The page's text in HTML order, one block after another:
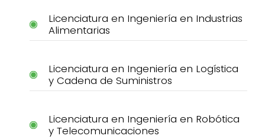
Licenciatura en Ingeniería en Industrias
Alimentarias
Licenciatura en Ingeniería en Logística
y Cadena de Suministros
Licenciatura en Ingeniería en Robótica
y Telecomunicaciones